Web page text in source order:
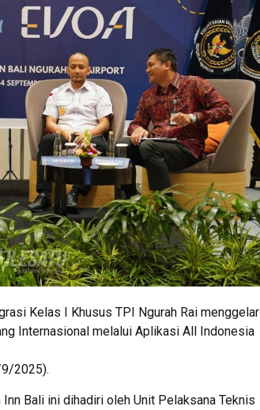
Kelas I Khusus TPI Ngurah Rai menggelar
Internasional melalui Aplikasi All Indonesia
2025).
Bali ini dihadiri oleh Unit Pelaksana Teknis